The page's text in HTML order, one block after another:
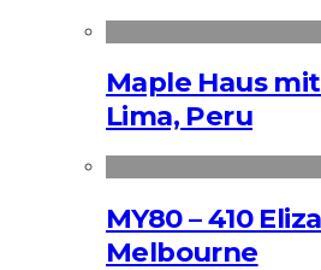
Maple Haus
Lima, Peru
MY80 – 410
Melbourne